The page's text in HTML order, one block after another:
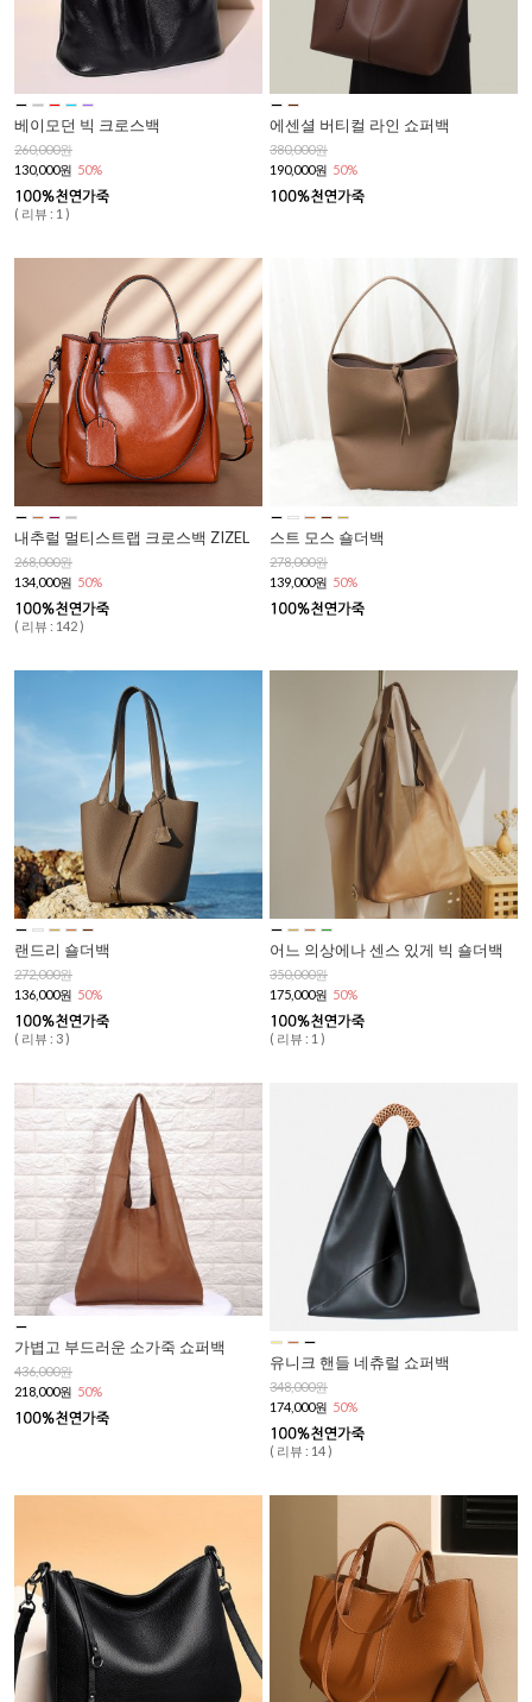
베이모던 빅 크로스백
260,000원
130,000원 50%
( 리뷰 : 1 )
에센셜 버티컬 라인 쇼퍼백
380,000원
190,000원 50%
내추럴 멀티스트랩 크로스백 ZIZEL
268,000원
134,000원 50%
( 리뷰 : 142 )
스트 모스 숄더백
278,000원
139,000원 50%
랜드리 숄더백
272,000원
136,000원 50%
( 리뷰 : 3 )
어느 의상에나 센스 있게 빅 숄더백
350,000원
175,000원 50%
( 리뷰 : 1 )
가볍고 부드러운 소가죽 쇼퍼백
436,000원
218,000원 50%
유니크 핸들 네츄럴 쇼퍼백
348,000원
174,000원 50%
( 리뷰 : 14 )